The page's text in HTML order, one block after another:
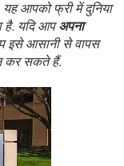
यह आपको फ्री में दुनिया
है. यदि आपअपना
इसे आसानी से वापस
कर सकते हैं.